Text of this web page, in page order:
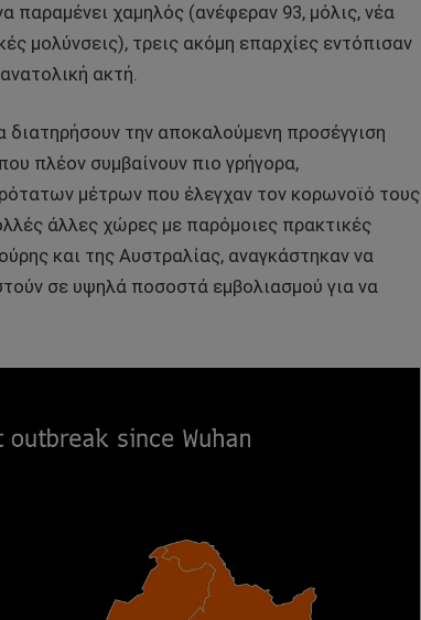
παραμένει χαμηλός (ανέφεραν 93, μόλις, νέα
μολύνσεις), τρεις ακόμη επαρχίες εντόπισαν
ακτή.
διατηρήσουν την αποκαλούμενη προσέγγιση
πλέον συμβαίνουν πιο γρήγορα,
μέτρων που έλεγχαν τον κορωνοϊό τους
άλλες χώρες με παρόμοιες πρακτικές
και της Αυστραλίας, αναγκάστηκαν να
σε υψηλά ποσοστά εμβολιασμού για να